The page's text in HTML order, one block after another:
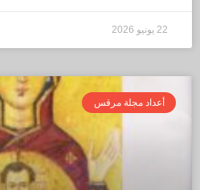
22 يونيو 2026
أعداد مجلة مرقس